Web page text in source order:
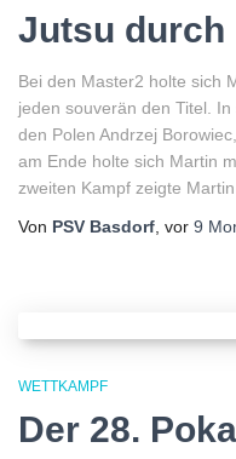
Jutsu durch
Bei den Master2 holte sich
jeden souverän den Titel.
den Polen Andrzej
am Ende holte sich Martin
zweiten Kampf zeigte
Von PSV Basdorf , vor 9
WETTKAMPF
Der 28.